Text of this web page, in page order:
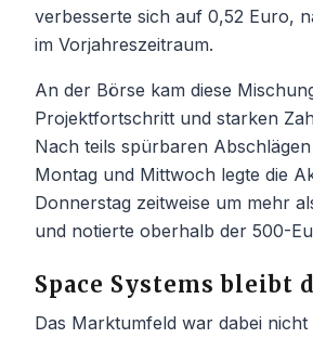
verbesserte sich auf 0,52 Euro,
im Vorjahreszeitraum.
An der Börse kam diese
Projektfortschritt und starken
Nach teils spürbaren
Montag und Mittwoch legte die
Donnerstag zeitweise um mehr
und notierte oberhalb der 500-
Space Systems bleibt
Das Marktumfeld war dabei nicht